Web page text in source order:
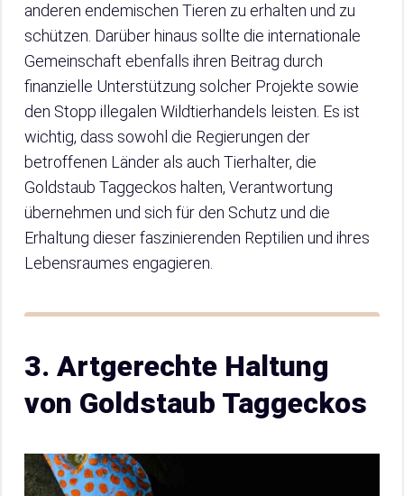
anderen endemischen Tieren zu erhalten und zu
schützen. Darüber hinaus sollte die internationale
Gemeinschaft ebenfalls ihren Beitrag durch
finanzielle Unterstützung solcher Projekte sowie
den Stopp illegalen Wildtierhandels leisten. Es ist
wichtig, dass sowohl die Regierungen der
betroffenen Länder als auch Tierhalter, die
Goldstaub Taggeckos halten, Verantwortung
übernehmen und sich für den Schutz und die
Erhaltung dieser faszinierenden Reptilien und ihres
Lebensraumes engagieren.
3. Artgerechte Haltung
von Goldstaub Taggeckos